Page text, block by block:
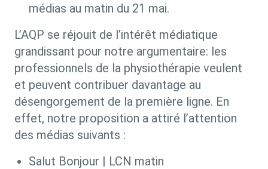
médias au matin du 21 mai.
L’AQP se réjouit de l’intérêt médiatique
grandissant pour notre argumentaire: les
professionnels de la physiothérapie veulent
et peuvent contribuer davantage au
désengorgement de la première ligne. En
effet, notre proposition a attiré l’attention
des médias suivants :
Salut Bonjour | LCN matin